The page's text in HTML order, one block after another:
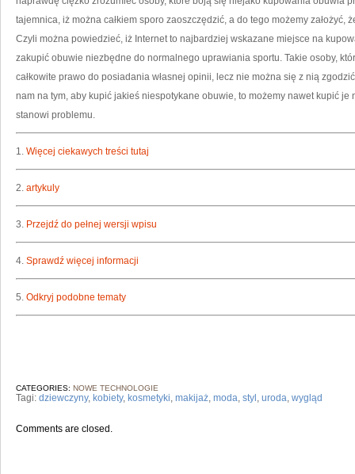
tajemnica, iż można całkiem sporo zaoszczędzić, a do tego możemy założyć,
Czyli można powiedzieć, iż Internet to najbardziej wskazane miejsce na
zakupić obuwie niezbędne do normalnego uprawiania sportu. Takie osoby,
całkowite prawo do posiadania własnej opinii, lecz nie można się z nią
nam na tym, aby kupić jakieś niespotykane obuwie, to możemy nawet kupić
stanowi problemu.
1. Więcej ciekawych treści tutaj
2. artykuly
3. Przejdź do pełnej wersji wpisu
4. Sprawdź więcej informacji
5. Odkryj podobne tematy
CATEGORIES: NOWE TECHNOLOGIE
Tagi: dziewczyny, kobiety, kosmetyki, makijaż, moda, styl , uroda, wygląd
Comments are closed.